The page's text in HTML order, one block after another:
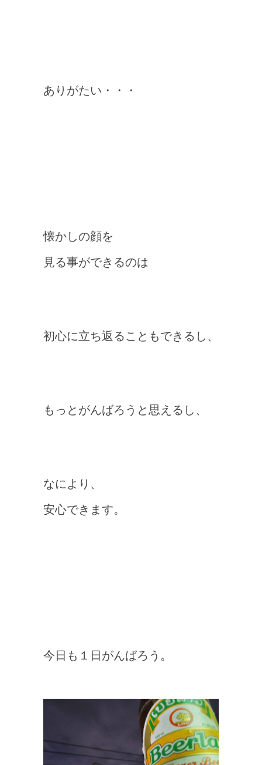
ありがたい・・・
懐かしの顔を
見る事ができるのは
初心に立ち返ることもできるし、
もっとがんばろうと思えるし、
なにより、
安心できます。
今日も１日がんばろう。